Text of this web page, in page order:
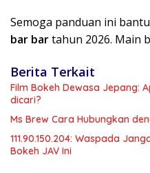
Semoga panduan ini
bar bartahun 2026. Main
Berita Terkait
Film Bokeh Dewasa Jepang:
dicari?
Ms Brew Cara Hubungkan
111.90.150.204: Waspada
Bokeh JAV Ini